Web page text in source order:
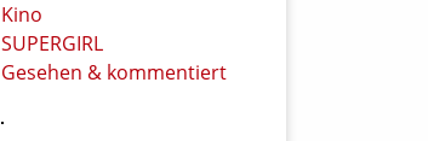
Kino
SUPERGIRL
Gesehen & kommentiert